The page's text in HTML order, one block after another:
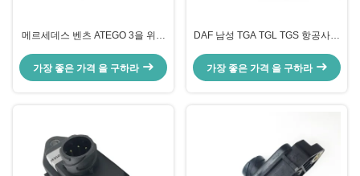
메르세데스 벤츠 ATEGO 3을 위한
서
가장 좋은 가격 을 구하라
DAF 남성 TGA TGL TGS 항공사진
가장 좋은 가격 을 구하라